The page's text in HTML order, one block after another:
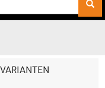
VARIANTEN